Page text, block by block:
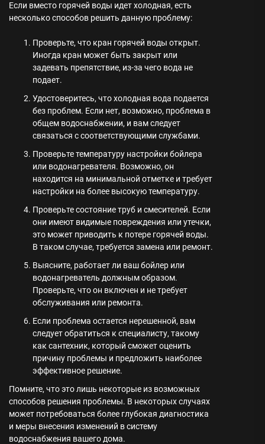
Если вместо горячей воды идет холодная, есть
несколько способов решить данную проблему:
Проверьте, что кран горячей воды открыт.
Иногда кран может быть закрыт или
задевать препятствие, из-за чего вода не
подает.
Удостоверитесь, что холодная вода подается
без проблем. Если нет, возможно, проблема в
общем водоснабжении, и вам следует
связаться с соответствующими службами.
Проверьте температуру настройки бойлера
или водонагревателя. Возможно, он
находится на минимальной отметке и требует
настройки на более высокую температуру.
Проверьте состояние труб и смесителей. Если
они имеют видимые повреждения или утечки,
это может приводить к потере горячей воды.
В таком случае, требуется замена или ремонт.
Выясните, работает ли ваш бойлер или
водонагреватель должным образом.
Проверьте, что он включен и не требует
обслуживания или ремонта.
Если проблема остается нерешенной, вам
следует обратиться к специалисту, такому
как сантехник, который сможет оценить
причину проблемы и предложить наиболее
эффективное решение.
Помните, что это лишь некоторые из возможных
способов решения проблемы. В некоторых случаях
может потребоваться более глубокая диагностика
и меры внесения изменений в систему
водоснабжения вашего дома.